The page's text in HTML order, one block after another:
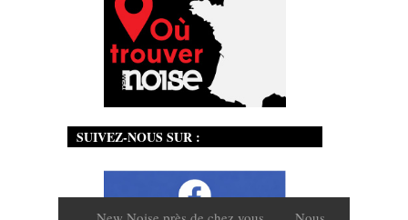
SUIVEZ-NOUS SUR :